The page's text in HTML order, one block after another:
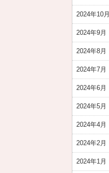
2024年10月
2024年9月
2024年8月
2024年7月
2024年6月
2024年5月
2024年4月
2024年2月
2024年1月